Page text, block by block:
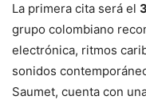
La primera cita será el
grupo colombiano
electrónica, ritmos
sonidos
Saumet, cuenta con